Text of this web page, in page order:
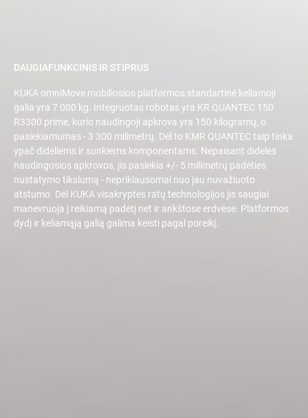
DAUGIAFUNKCINIS IR STIPRUS
KUKA omniMove mobiliosios platformos standartinė keliamoji
galia yra 7 000 kg. Integruotas robotas yra KR QUANTEC 150
R3300 prime, kurio naudingoji apkrova yra 150 kilogramų, o
pasiekiamumas - 3 300 milimetrų. Dėl to KMR QUANTEC taip tinka
ypač dideliems ir sunkiems komponentams. Nepaisant didelės
naudingosios apkrovos, jis pasiekia +/- 5 milimetrų padėties
nustatymo tikslumą - nepriklausomai nuo jau nuvažiuoto
atstumo. Dėl KUKA visakryptės ratų technologijos jis saugiai
manevruoja į reikiamą padėtį net ir ankštose erdvėse. Platformos
dydį ir keliamąją galią galima keisti pagal poreikį.